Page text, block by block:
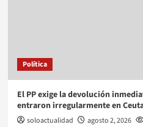
Política
El PP exige la devolución
entraron irregularmente en
soloactualidad agosto 2, 2026